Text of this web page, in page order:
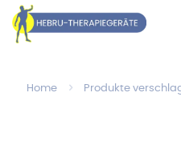
Home Produkte